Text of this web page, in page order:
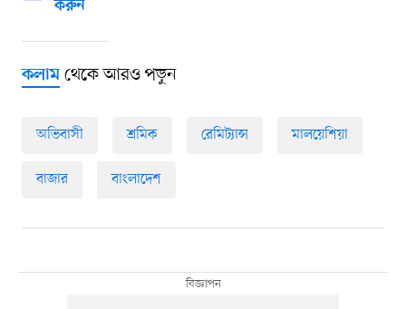
করুন
কলামথেকে আরও পড়ুন
অভিবাসী শ্রমিক রেমিট্যান্স মালয়েশিয়া
বাজার বাংলাদেশ